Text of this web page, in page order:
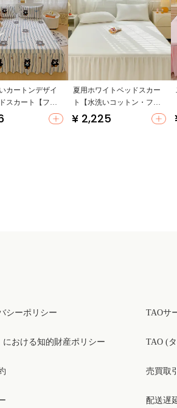
カートンデザイ
スカート【フリ
品・学生寮用】
ップ対応）
夏用ホワイトベッドスカー
ト【水洗いコットン・フリ
ル付き・シーズン用】（セ
ットアップ対応）
¥ 2,225
シーポリシー
における知的財産ポリシー
TAOサ
TAO (
売買取
配送遅